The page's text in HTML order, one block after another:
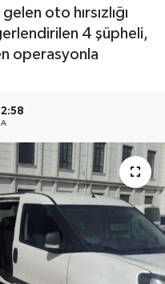
oto hırsızlığı
4 şüpheli,
operasyonla